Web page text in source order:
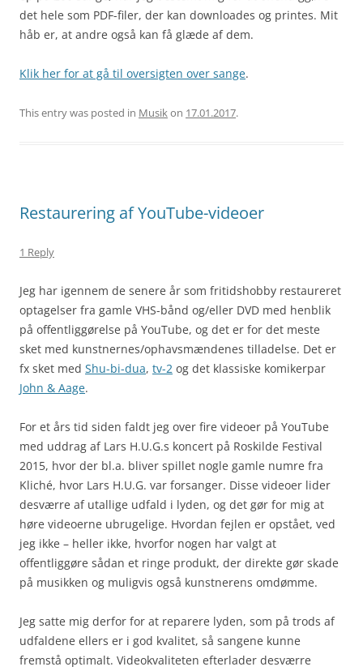
det hele som PDF-filer, der kan downloades og printes. Mit
håb er, at andre også kan få glæde af dem.
Klik her for at gå til oversigten over sange.
This entry was posted in Musikon 17.01.2017.
Restaurering af YouTube-videoer
1 Reply
Jeg har igennem de senere år som fritidshobby restaureret
optagelser fra gamle VHS-bånd og/eller DVD med henblik
på offentliggørelse på YouTube, og det er for det meste
sket med kunstnernes/ophavsmændenes tilladelse. Det er
fx sket med Shu-bi-dua, tv-2 og det klassiske komikerpar
John & Aage.
For et års tid siden faldt jeg over fire videoer på YouTube
med uddrag af Lars H.U.G.s koncert på Roskilde Festival
2015, hvor der bl.a. bliver spillet nogle gamle numre fra
Kliché, hvor Lars H.U.G. var forsanger. Disse videoer lider
desværre af utallige udfald i lyden, og det gør for mig at
høre videoerne ubrugelige. Hvordan fejlen er opstået, ved
jeg ikke – heller ikke, hvorfor nogen har valgt at
offentliggøre sådan et ringe produkt, der direkte gør skade
på musikken og muligvis også kunstnerens omdømme.
Jeg satte mig derfor for at reparere lyden, som på trods af
udfaldene ellers er i god kvalitet, så sangene kunne
fremstå optimalt. Videokvaliteten efterlader desværre